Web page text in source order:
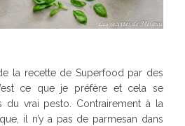
la recette de Superfood par des
ce que je préfère et cela se
du vrai pesto. Contrairement à la
il n’y a pas de parmesan dans